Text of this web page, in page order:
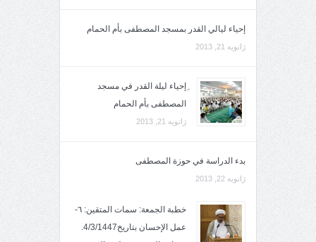
إحياء ليالي القدر بمسجد المصطفى بأم الحمام
ژانویه 21, 2013
ِإحياء ليلة القدر في مسجد
المصطفى بأم الحمام
ژانویه 21, 2013
بدء الدراسة في حوزة المصطفى
ژانویه 22, 2013
خطبة الجمعة: سمات المتقين: ٦-
عمل الإحسان بتاريخ4/3/1447.